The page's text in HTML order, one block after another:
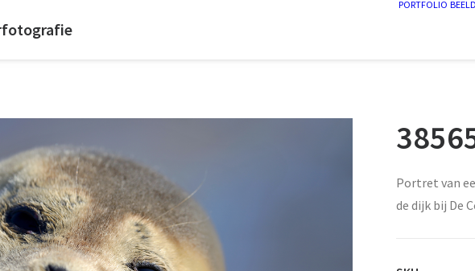
PORTFOLIO
Portret van
de dijk bij De